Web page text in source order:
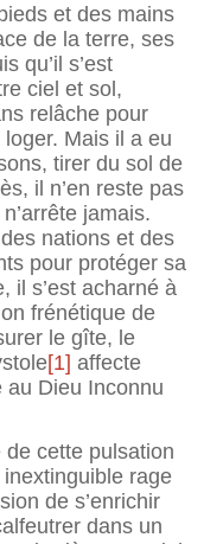
et des mains
de la terre, ses
qu’il s’est
ciel et sol,
relâche pour
Mais il a eu
tirer du sol de
il n’en reste pas
jamais.
nations et des
pour protéger sa
il s’est acharné à
frénétique de
le gîte, le
[1] affecte
au Dieu Inconnu
cette pulsation
rage
de s’enrichir
dans un